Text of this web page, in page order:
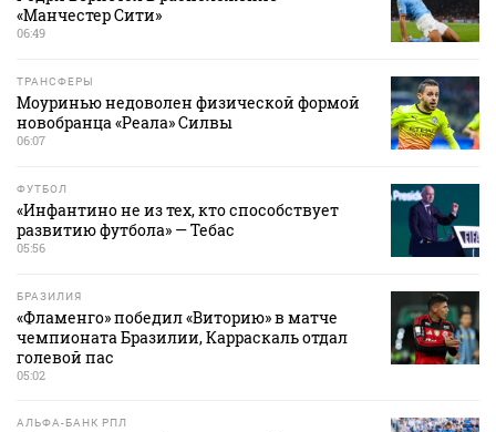
«Манчестер Сити»
06:49
ТРАНСФЕРЫ
Моуринью недоволен физической формой
новобранца «Реала» Силвы
06:07
ФУТБОЛ
«Инфантино не из тех, кто способствует
развитию футбола» — Тебас
05:56
БРАЗИЛИЯ
«Фламенго» победил «Виторию» в матче
чемпионата Бразилии, Карраскаль отдал
голевой пас
05:02
АЛЬФА-БАНК РПЛ